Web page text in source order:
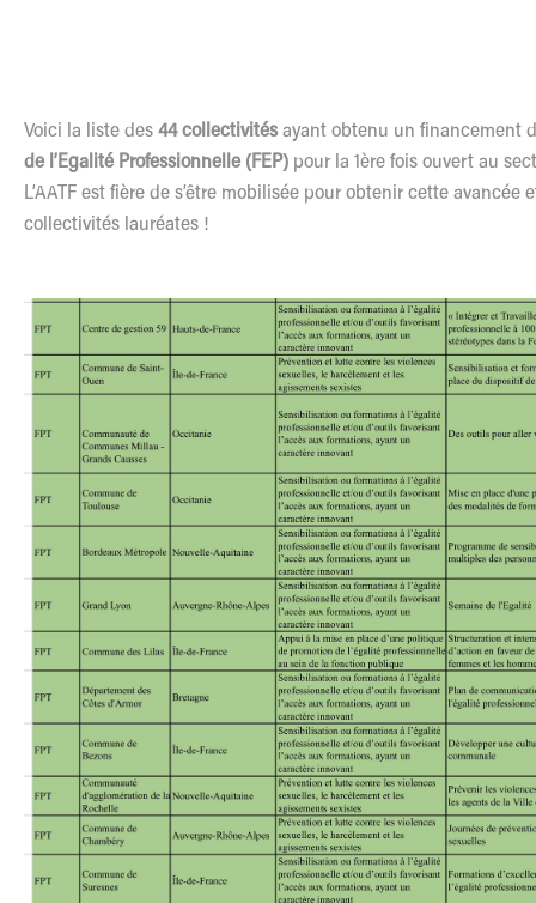
Voici la liste des 44 collectivités ayant obtenu un financement
de l’Egalité Professionnelle (FEP) pour la 1ère fois ouvert au
L’AATF est fière de s’être mobilisée pour obtenir cette avancée
collectivités lauréates !